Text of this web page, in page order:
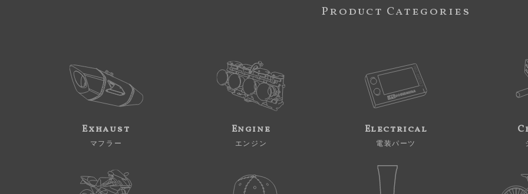
Product Categories
Exhaust
マフラー
Engine
エンジン
Electrical
電装パーツ